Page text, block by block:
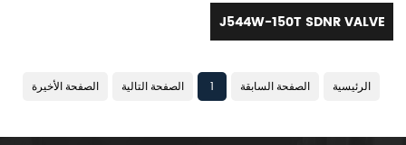
J544W-150T SDNR VALVE
الرئيسية الصفحة السابقة 1 الصفحة التالية الصفحة الأخيرة